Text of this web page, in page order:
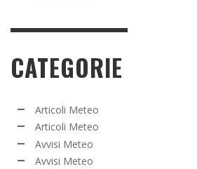
CATEGORIE
Articoli Meteo
Articoli Meteo
Avvisi Meteo
Avvisi Meteo